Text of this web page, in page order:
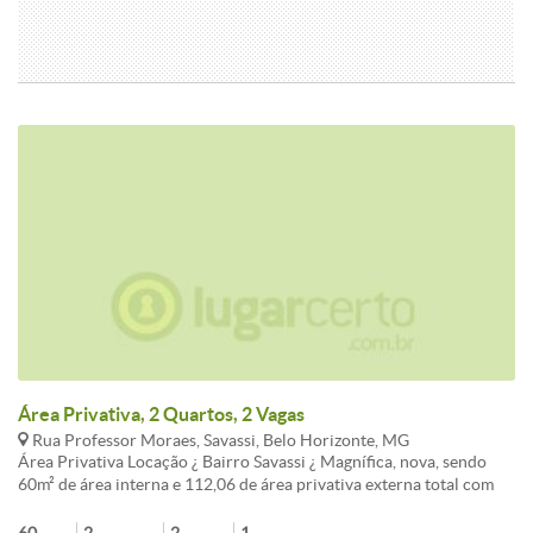
Área Privativa, 2 Quartos, 2 Vagas
Rua Professor Moraes, Savassi, Belo Horizonte, MG
Área Privativa Locação ¿ Bairro Savassi ¿ Magnífica, nova, sendo
60m² de área interna e 112,06 de área privativa externa total com